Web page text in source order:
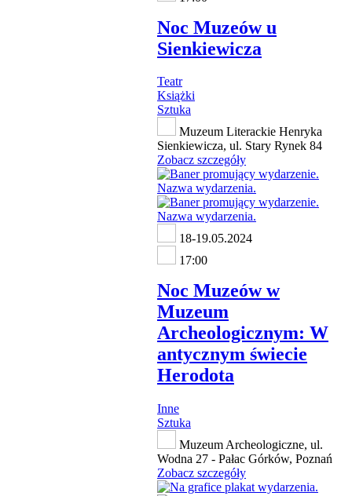
Noc Muzeów u
Sienkiewicza
Teatr
Książki
Sztuka
Muzeum Literackie Henryka
Sienkiewicza, ul. Stary Rynek 84
Zobacz szczegóły
18-19.05.2024
17:00
Noc Muzeów w
Muzeum
Archeologicznym: W
antycznym świecie
Herodota
Inne
Sztuka
Muzeum Archeologiczne, ul.
Wodna 27 - Pałac Górków, Poznań
Zobacz szczegóły